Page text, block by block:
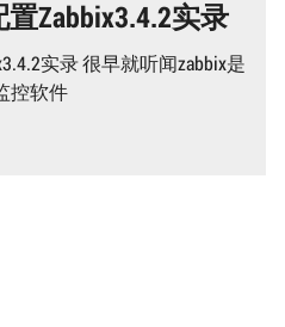
Zabbix3.4.2实录
实录 很早就听闻zabbix是
控软件